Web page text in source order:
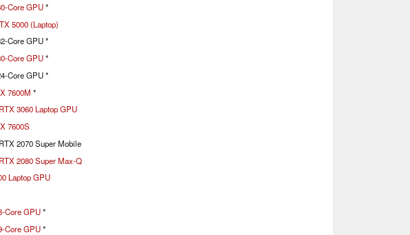
Core GPU*
5000 (Laptop)
Core GPU *
Core GPU*
Core GPU *
7600M *
3060 Laptop GPU
7600S
2070 Super Mobile
2080 Super Max-Q
Laptop GPU
Core GPU*
Core GPU*